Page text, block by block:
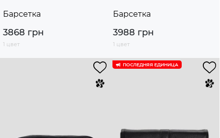
Барсетка
3868 грн
1 цвет
Барсетка
3988 грн
1 цвет
ПОСЛЕДНЯЯ ЕДИНИЦА